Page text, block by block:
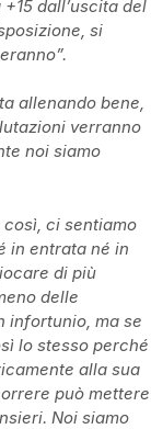
+15 dall’uscita del
si
allenando bene,
verranno
noi siamo
così, ci sentiamo
in entrata né in
di più
delle
infortunio, ma se
lo stesso perché
alla sua
può mettere
Noi siamo